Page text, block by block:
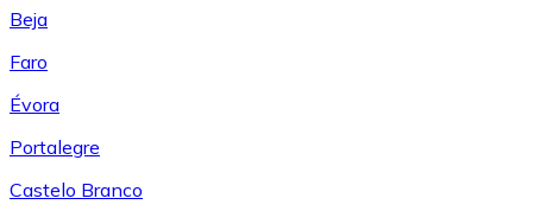
Beja
Faro
Évora
Portalegre
Castelo Branco